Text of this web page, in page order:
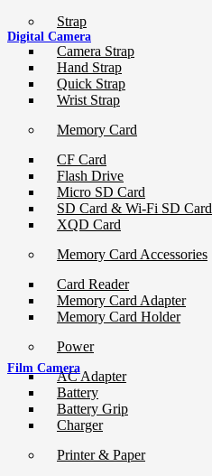
Strap
Camera Strap
Hand Strap
Quick Strap
Wrist Strap
Memory Card
CF Card
Flash Drive
Micro SD Card
SD Card & Wi-Fi SD Card
XQD Card
Memory Card Accessories
Card Reader
Memory Card Adapter
Memory Card Holder
Power
AC Adapter
Battery
Battery Grip
Charger
Printer & Paper
Digital Camera
Film Camera